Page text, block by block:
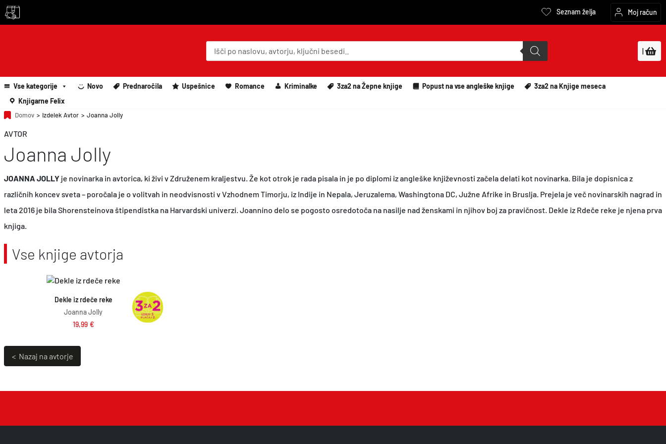
Seznam želja Moj račun
P
o
u
c
t
|
Vse kategorije Novo Prednaročila Uspešnice Romance Kriminalke 3za2 na Žepne knjige Popust na vse angleške knjige
3za2 na Knjige meseca
Knjigarne Felix
Domov > Izdelek Avtor > Joanna Jolly
AVTOR
Joanna Jolly
JOANNA JOLLYje novinarka in avtorica, ki živi v Združenem kraljestvu. Že kot otrok je rada pisala in je po diplomi iz angleške književnosti začela delati kot novinarka. Bila je dopisnica z
različnih koncev sveta – poročala je o volitvah in neodvisnosti v Vzhodnem Timorju, iz Indije in Nepala, Jeruzalema, Washingtona DC, Južne Afrike in Bruslja. Prejela je več novinarskih nagrad in
leta 2016 je bila Shorensteinova štipendistka na Harvardski univerzi. Joannino delo se pogosto osredotoča na nasilje nad ženskami in njihov boj za pravičnost. Dekle iz Rdeče reke je njena prva
knjiga.
Vse knjige avtorja
Dekle iz rdeče reke
Joanna Jolly
19,99 €
Dodaj v košarico
< Nazaj na avtorje